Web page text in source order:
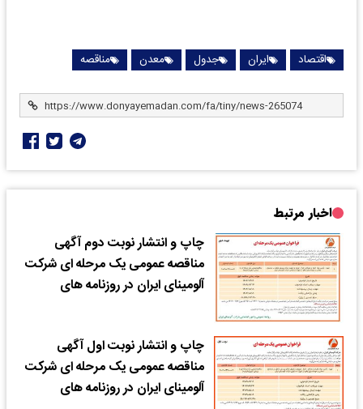
اقتصاد ایران جدول معدن مناقصه
اخبار مرتبط
چاپ و انتشار نوبت دوم آگهی
مناقصه عمومی یک مرحله ای شرکت
آلومینای ایران در روزنامه های
چاپ و انتشار نوبت اول آگهی
مناقصه عمومی یک مرحله ای شرکت
آلومینای ایران در روزنامه های